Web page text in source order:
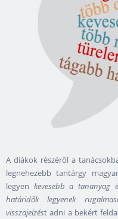
A diákok részéről a
legnehezebb tantárgy
legyen kevesebb a tananyag
határidők legyenek
visszajelzést adni a bekért